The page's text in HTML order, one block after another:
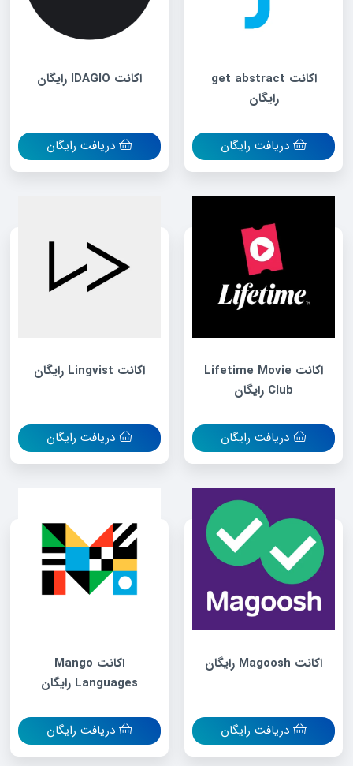
اکانت get abstract
رایگان
دریافت رایگان
اکانت IDAGIO رایگان
دریافت رایگان
اکانت Lifetime Movie
Club رایگان
دریافت رایگان
اکانت Lingvist رایگان
دریافت رایگان
اکانت Magoosh رایگان
دریافت رایگان
اکانت Mango
Languages رایگان
دریافت رایگان